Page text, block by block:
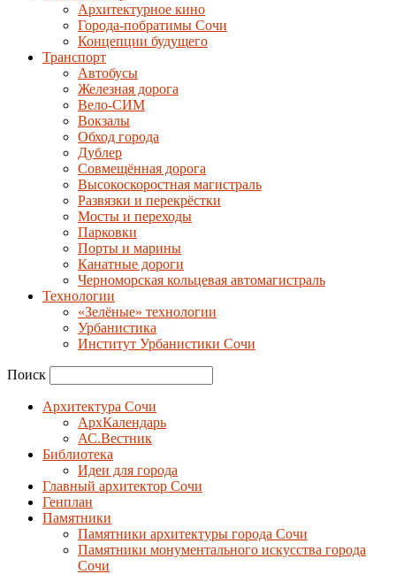
Архитектурное кино
Города-побратимы Сочи
Концепции будущего
Транспорт
Автобусы
Железная дорога
Вело-СИМ
Вокзалы
Обход города
Дублер
Совмещённая дорога
Высокоскоростная магистраль
Развязки и перекрёстки
Мосты и переходы
Парковки
Порты и марины
Канатные дороги
Черноморская кольцевая автомагистраль
Технологии
«Зелёные» технологии
Урбанистика
Институт Урбанистики Сочи
Поиск
Архитектура Сочи
АрхКалендарь
АС.Вестник
Библиотека
Идеи для города
Главный архитектор Сочи
Генплан
Памятники
Памятники архитектуры города Сочи
Памятники монументального искусства города
Сочи